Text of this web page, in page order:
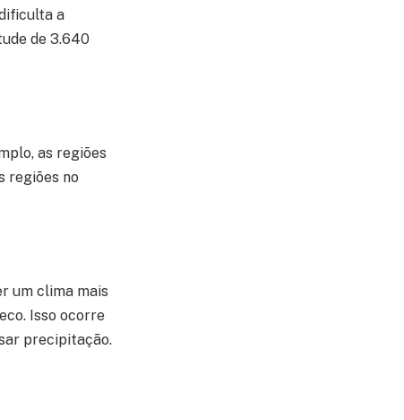
a
de 3.640
as regiões
regiões no
um clima mais
Isso ocorre
precipitação.